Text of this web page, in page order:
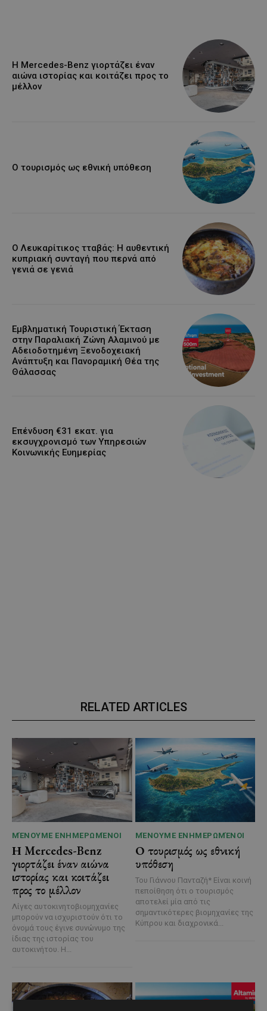
Η Mercedes-Benz γιορτάζει έναν
αιώνα ιστορίας και κοιτάζει προς το
μέλλον
Ο τουρισμός ως εθνική υπόθεση
Ο Λευκαρίτικος τταβάς: Η αυθεντική
κυπριακή συνταγή που περνά από
γενιά σε γενιά
Εμβληματική Τουριστική Έκταση
στην Παραλιακή Ζώνη Αλαμινού με
Αδειοδοτημένη Ξενοδοχειακή
Ανάπτυξη και Πανοραμική Θέα της
Θάλασσας
Επένδυση €31 εκατ. για
εκσυγχρονισμό των Υπηρεσιών
Κοινωνικής Ευημερίας
RELATED ARTICLES
ΜΈΝΟΥΜΕ ΕΝΗΜΕΡΩΜΈΝΟΙ
Η Mercedes-Benz
γιορτάζει έναν αιώνα
ιστορίας και κοιτάζει
προς το μέλλον
Λίγες αυτοκινητοβιομηχανίες
μπορούν να ισχυριστούν ότι το
όνομά τους έγινε συνώνυμο της
ίδιας της ιστορίας του
αυτοκινήτου. Η...
ΜΈΝΟΥΜΕ ΕΝΗΜΕΡΩΜΈΝΟΙ
Ο τουρισμός ως εθνική
υπόθεση
Του Γιάννου Πανταζή* Είναι κοινή
πεποίθηση ότι ο τουρισμός
αποτελεί μία από τις
σημαντικότερες βιομηχανίες της
Κύπρου και διαχρονικά...